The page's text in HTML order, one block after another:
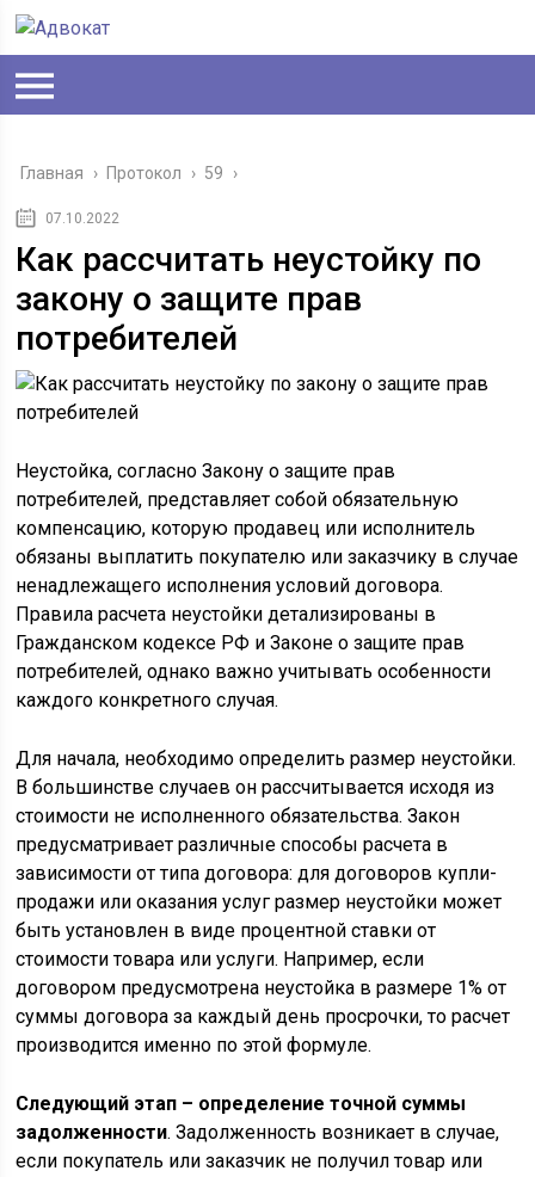
Главная › Протокол › 59 ›
07.10.2022
Как рассчитать неустойку по
закону о защите прав
потребителей
Неустойка, согласно Закону о защите прав
потребителей, представляет собой обязательную
компенсацию, которую продавец или исполнитель
обязаны выплатить покупателю или заказчику в случае
ненадлежащего исполнения условий договора.
Правила расчета неустойки детализированы в
Гражданском кодексе РФ и Законе о защите прав
потребителей, однако важно учитывать особенности
каждого конкретного случая.
Для начала, необходимо определить размер неустойки.
В большинстве случаев он рассчитывается исходя из
стоимости не исполненного обязательства. Закон
предусматривает различные способы расчета в
зависимости от типа договора: для договоров купли-
продажи или оказания услуг размер неустойки может
быть установлен в виде процентной ставки от
стоимости товара или услуги. Например, если
договором предусмотрена неустойка в размере 1% от
суммы договора за каждый день просрочки, то расчет
производится именно по этой формуле.
Следующий этап – определение точной суммы
задолженности. Задолженность возникает в случае,
если покупатель или заказчик не получил товар или